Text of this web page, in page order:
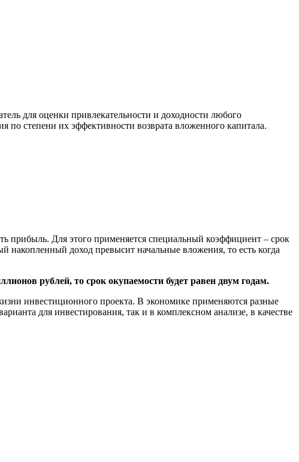
для оценки привлекательности и доходности любого
степени их эффективности возврата вложенного капитала.
прибыль. Для этого применяется специальный коэффициент – срок
накопленный доход превысит начальные вложения, то есть когда
рублей, то срок окупаемости будет равен двум годам.
инвестиционного проекта. В экономике применяются разные
для инвестирования, так и в комплексном анализе, в качестве